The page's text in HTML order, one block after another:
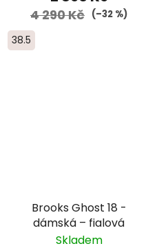
4 290 Kč (–32 %)
38.5
Brooks Ghost 18 -
dámská – fialová
Skladem